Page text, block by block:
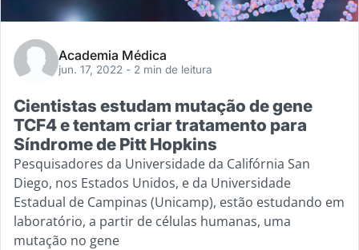
Academia Médica
jun. 17, 2022 - 2 min de leitura
Cientistas estudam mutação de gene
TCF4 e tentam criar tratamento para
Síndrome de Pitt Hopkins
Pesquisadores da Universidade da Califórnia San
Diego, nos Estados Unidos, e da Universidade
Estadual de Campinas (Unicamp), estão estudando em
laboratório, a partir de células humanas, uma
mutação no gene